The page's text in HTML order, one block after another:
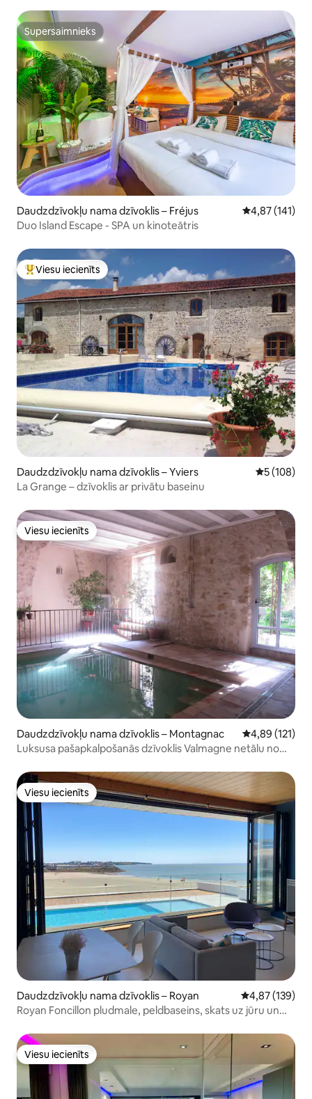
Supersaimnieks
Supersaimnieks
Daudzdzīvokļu nama dzīvoklis – Fréjus Vidējais
4,87 (141)
Duo Island Escape - SPA un kinoteātris
Populārs viesu iecienīts mājoklis
Viesu iecienīts
Daudzdzīvokļu nama dzīvoklis – Yviers Vidējais
5 (108)
La Grange – dzīvoklis ar privātu baseinu
Viesu iecienīts
Viesu iecienīts
Daudzdzīvokļu nama dzīvoklis – Montagnac Vidējais
4,89 (121)
Luksusa pašapkalpošanās dzīvoklis Valmagne netālu no
Viesu iecienīts
Viesu iecienīts
Daudzdzīvokļu nama dzīvoklis – Royan Vidējais
4,87 (139)
Royan Foncillon pludmale, peldbaseins, skats uz jūru un
Viesu iecienīts
Viesu iecienīts